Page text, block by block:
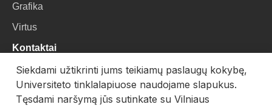
Grafika
Virtus
Kontaktai
VU Biblioteka
Universiteto g. 3, LT-01122, Vilnius
Siekdami užtikrinti jums teikiamų paslaugų kokybę,
Universiteto tinklalapiuose naudojame slapukus.
Tęsdami naršymą jūs sutinkate su Vilniaus